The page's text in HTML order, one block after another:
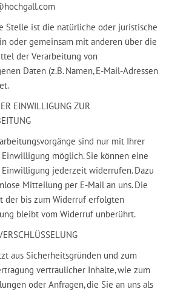
Stelle ist die natürliche oder juristische
oder gemeinsam mit anderen über die
der Verarbeitung von
Daten (z.B. Namen, E-Mail-Adressen
EINWILLIGUNG ZUR
sind nur mit Ihrer
möglich. Sie können eine
jederzeit widerrufen. Dazu
Mitteilung per E-Mail an uns. Die
der bis zum Widerruf erfolgten
bleibt vom Widerruf unberührt.
aus Sicherheitsgründen und zum
vertraulicher Inhalte, wie zum
oder Anfragen, die Sie an uns als